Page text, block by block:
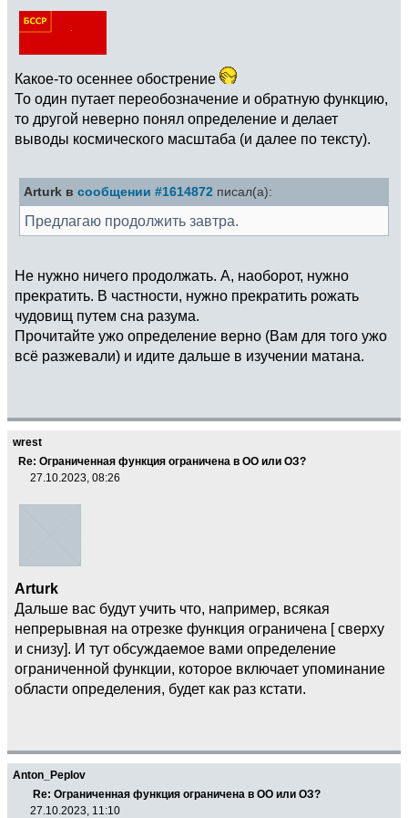
Какое-то осеннее обострение
То один путает переобозначение и обратную функцию,
то другой неверно понял определение и делает
выводы космического масштаба (и далее по тексту).
Arturk в сообщении #1614872 писал(а):
Предлагаю продолжить завтра.
Не нужно ничего продолжать. А, наоборот, нужно
прекратить. В частности, нужно прекратить рожать
чудовищ путем сна разума.
Прочитайте ужо определение верно (Вам для того ужо
всё разжевали) и идите дальше в изучении матана.
wrest
Re: Ограниченная функция ограничена в ОО или ОЗ?
27.10.2023, 08:26
Arturk
Дальше вас будут учить что, например, всякая
непрерывная на отрезке функция ограничена [ сверху
и снизу]. И тут обсуждаемое вами определение
ограниченной функции, которое включает упоминание
области определения, будет как раз кстати.
Anton_Peplov
Re: Ограниченная функция ограничена в ОО или ОЗ?
27.10.2023, 11:10